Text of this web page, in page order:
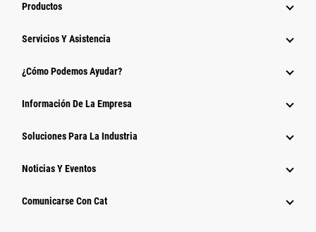
Productos
Servicios Y Asistencia
¿Cómo Podemos Ayudar?
Información De La Empresa
Soluciones Para La Industria
Noticias Y Eventos
Comunicarse Con Cat